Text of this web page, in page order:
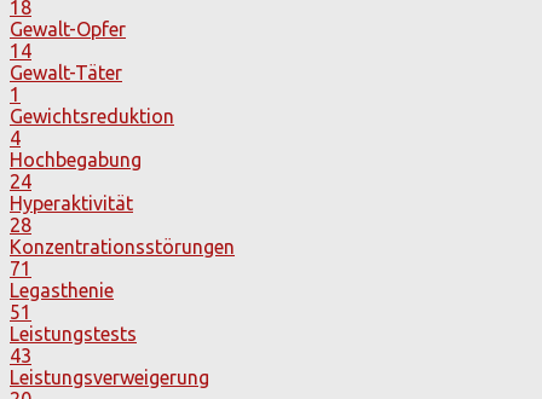
18
Gewalt-Opfer
14
Gewalt-Täter
1
Gewichtsreduktion
4
Hochbegabung
24
Hyperaktivität
28
Konzentrationsstörungen
71
Legasthenie
51
Leistungstests
43
Leistungsverweigerung